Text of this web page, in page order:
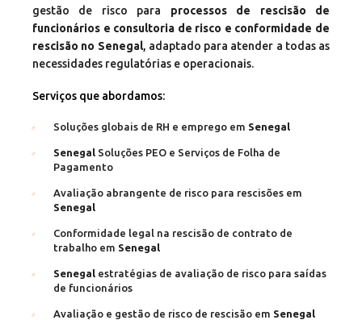
gestão de risco para processos de rescisão de
funcionários e consultoria de risco e conformidade de
rescisão no Senegal, adaptado para atender a todas as
necessidades regulatórias e operacionais.
Serviços que abordamos:
Soluções globais de RH e emprego em Senegal
Senegal Soluções PEO e Serviços de Folha de
Pagamento
Avaliação abrangente de risco para rescisões em
Senegal
Conformidade legal na rescisão de contrato de
trabalho em Senegal
Senegal estratégias de avaliação de risco para saídas
de funcionários
Avaliação e gestão de risco de rescisão em Senegal